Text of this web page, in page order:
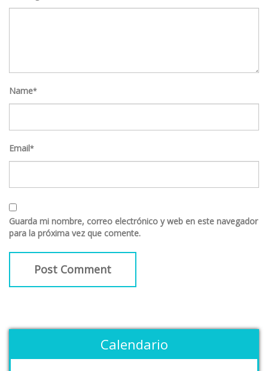
Name*
Email*
Guarda mi nombre, correo electrónico y web en este navegador
para la próxima vez que comente.
Calendario